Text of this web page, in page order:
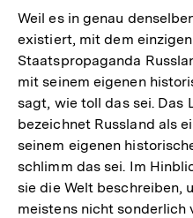
Weil es in genau
existiert, mit dem
Staatspropaganda
mit seinem eigenen
sagt, wie toll das sei. Das
bezeichnet Russland als
seinem eigenen
schlimm das sei. Im
sie die Welt beschreiben,
meistens nicht sonderlich